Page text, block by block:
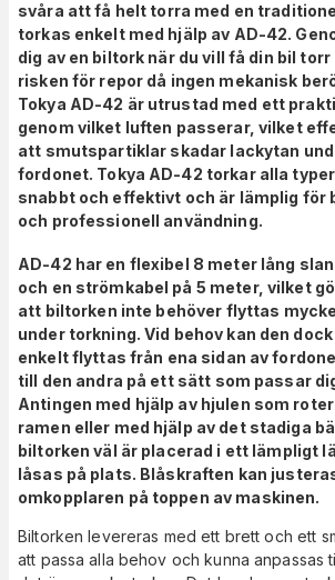
svåra att få helt torra med en
torkas enkelt med hjälp av AD-42.
dig av en biltork när du vill få din bil
risken för repor då ingen mekanisk
Tokya AD-42 är utrustad med ett
genom vilket luften passerar, vilket
att smutspartiklar skadar lackytan
fordonet. Tokya AD-42 torkar alla
snabbt och effektivt och är lämplig för
och professionell användning.
AD-42 har en flexibel 8 meter lång
och en strömkabel på 5 meter, vilket
att biltorken inte behöver flyttas
under torkning. Vid behov kan den dock
enkelt flyttas från ena sidan av
till den andra på ett sätt som passar
Antingen med hjälp av hjulen som
ramen eller med hjälp av det stadiga
biltorken väl är placerad i ett lämpligt
låsas på plats. Blåskraften kan
omkopplaren på toppen av maskinen.
Biltorken levereras med ett brett och ett
att passa alla behov och kunna anpassas